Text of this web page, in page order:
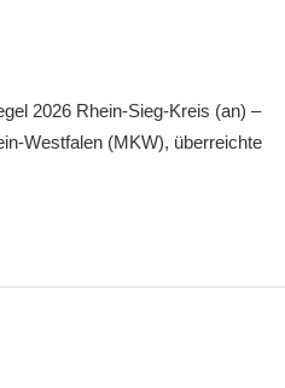
2026 Rhein-Sieg-Kreis (an) –
(MKW), überreichte